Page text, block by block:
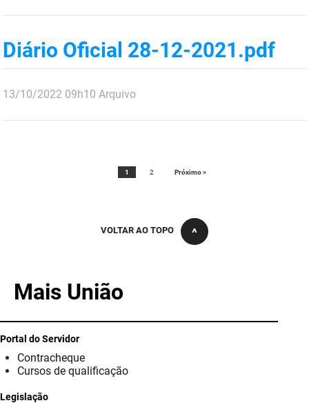
Diário Oficial 28-12-2021.pdf
publicado
13/10/2022 09h10 Arquivo
1 2 Próximo »
VOLTAR AO TOPO
Mais União
Portal do Servidor
Contracheque
Cursos de qualificação
Legislação